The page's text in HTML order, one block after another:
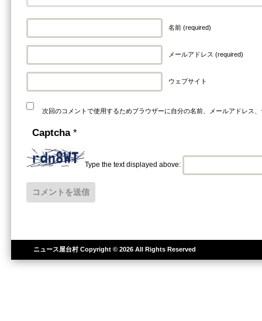
名前 (required)
メールアドレス (required)
ウェブサイト
次回のコメントで使用するためブラウザーに自分の名前、メールアドレス
Captcha *
Type the text displayed above:
ニュース屋台村Copyright © 2026 All Rights Reserved